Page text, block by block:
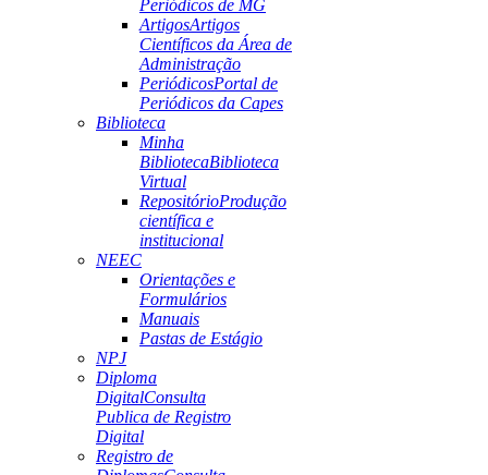
Periódicos de MG
ArtigosArtigos
Científicos da Área de
Administração
PeriódicosPortal de
Periódicos da Capes
Biblioteca
Minha
BibliotecaBiblioteca
Virtual
RepositórioProdução
científica e
institucional
NEEC
Orientações e
Formulários
Manuais
Pastas de Estágio
NPJ
Diploma
DigitalConsulta
Publica de Registro
Digital
Registro de